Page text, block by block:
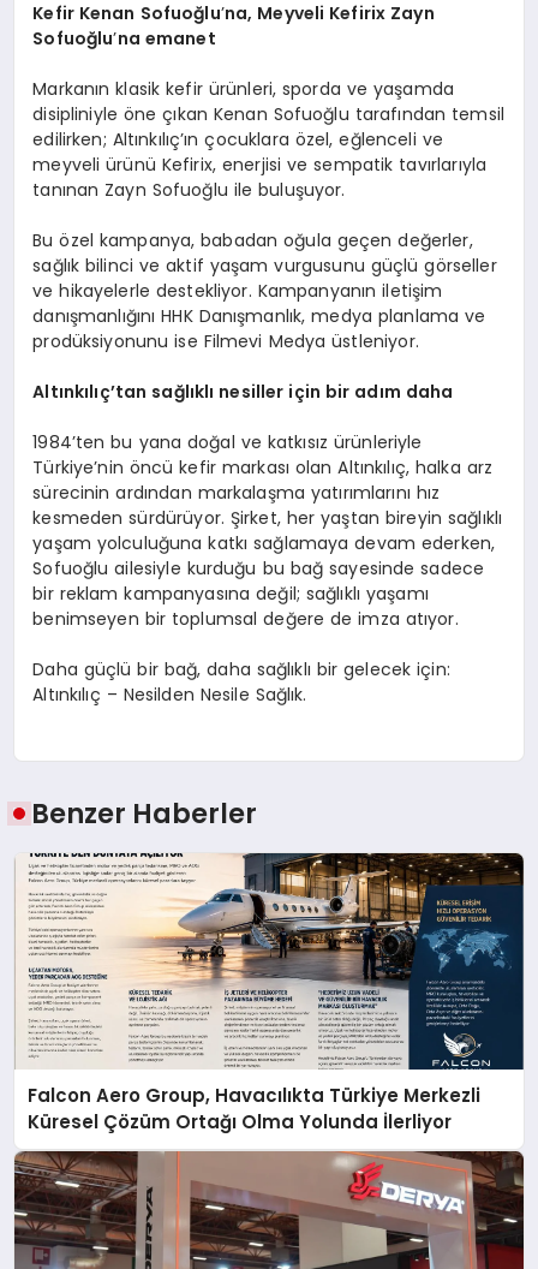
Kefir Kenan Sofuoğlu’na, Meyveli Kefirix Zayn
Sofuoğlu’na emanet
Markanın klasik kefir ürünleri, sporda ve yaşamda
disipliniyle öne çıkan Kenan Sofuoğlu tarafından temsil
edilirken; Altınkılıç’ın çocuklara özel, eğlenceli ve
meyveli ürünü Kefirix, enerjisi ve sempatik tavırlarıyla
tanınan Zayn Sofuoğlu ile buluşuyor.
Bu özel kampanya, babadan oğula geçen değerler,
sağlık bilinci ve aktif yaşam vurgusunu güçlü görseller
ve hikayelerle destekliyor. Kampanyanın iletişim
danışmanlığını HHK Danışmanlık, medya planlama ve
prodüksiyonunu ise Filmevi Medya üstleniyor.
Altınkılıç’tan sağlıklı nesiller için bir adım daha
1984’ten bu yana doğal ve katkısız ürünleriyle
Türkiye’nin öncü kefir markası olan Altınkılıç, halka arz
sürecinin ardından markalaşma yatırımlarını hız
kesmeden sürdürüyor. Şirket, her yaştan bireyin sağlıklı
yaşam yolculuğuna katkı sağlamaya devam ederken,
Sofuoğlu ailesiyle kurduğu bu bağ sayesinde sadece
bir reklam kampanyasına değil; sağlıklı yaşamı
benimseyen bir toplumsal değere de imza atıyor.
Daha güçlü bir bağ, daha sağlıklı bir gelecek için:
Altınkılıç – Nesilden Nesile Sağlık.
Benzer Haberler
Falcon Aero Group, Havacılıkta Türkiye Merkezli
Küresel Çözüm Ortağı Olma Yolunda İlerliyor